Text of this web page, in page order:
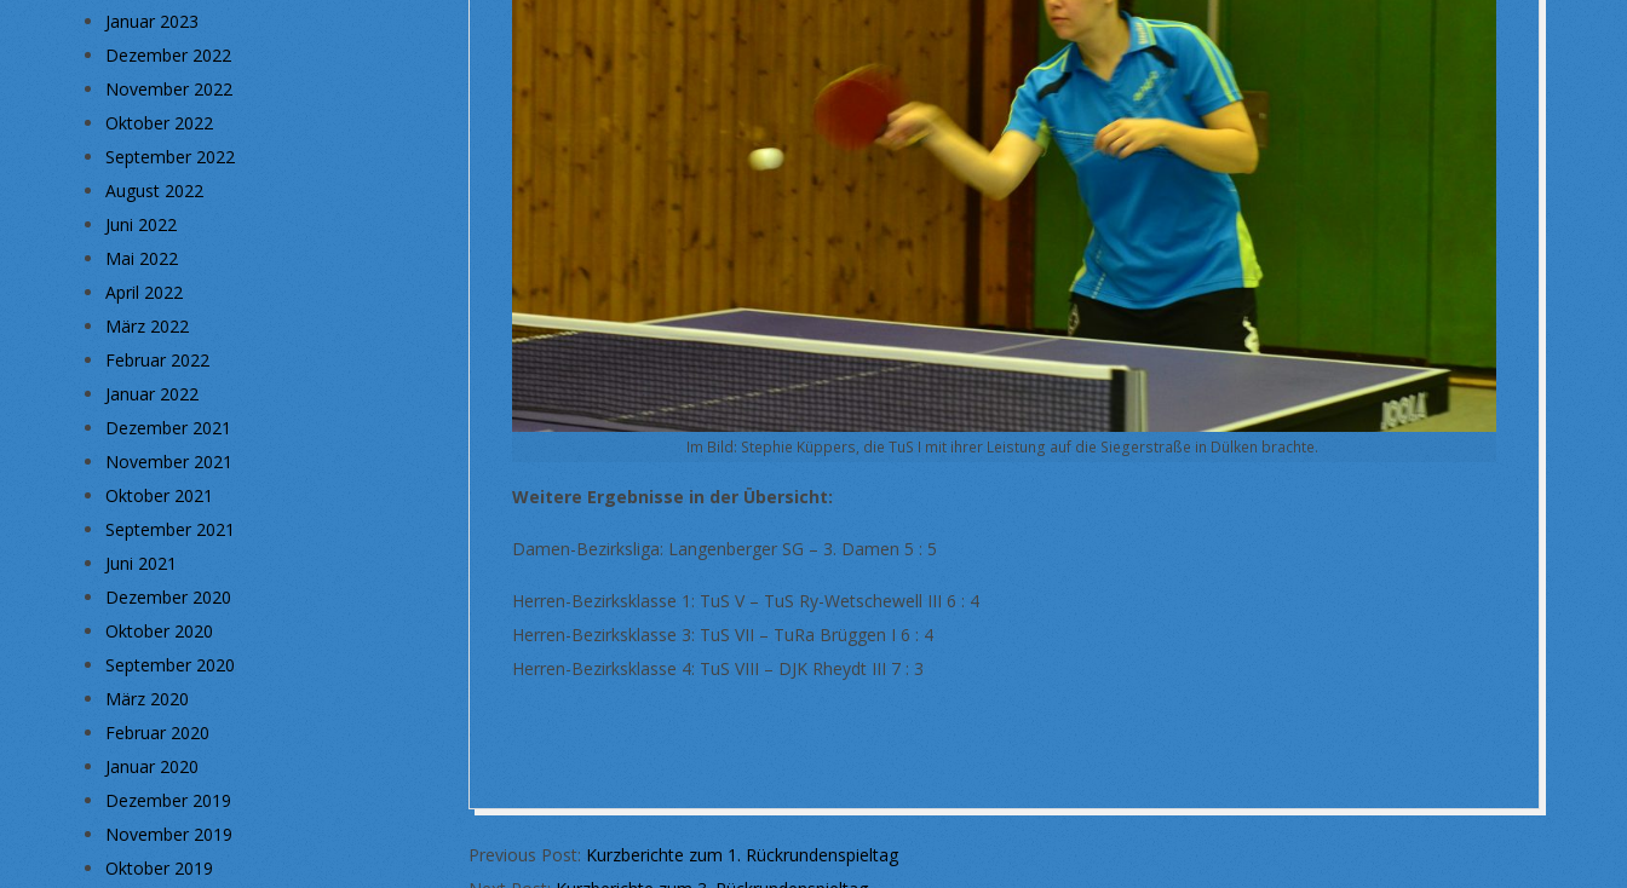
Im Bild: Stephie Küppers, die TuS I mit ihrer Leistung auf die Siegerstraße in Dülken brachte.
Weitere Ergebnisse in der Übersicht:
Damen-Bezirksliga: Langenberger SG – 3. Damen 5 : 5
Herren-Bezirksklasse 1: TuS V – TuS Ry-Wetschewell III 6 : 4
Herren-Bezirksklasse 3: TuS VII – TuRa Brüggen I 6 : 4
Herren-Bezirksklasse 4: TuS VIII – DJK Rheydt III 7 : 3
01-
Previous Post: Kurzberichte zum 1. Rückrundenspieltag
Januar 2023
Dezember 2022
November 2022
Oktober 2022
September 2022
August 2022
Juni 2022
Mai 2022
April 2022
März 2022
Februar 2022
Januar 2022
Dezember 2021
November 2021
Oktober 2021
September 2021
Juni 2021
Dezember 2020
Oktober 2020
September 2020
März 2020
Februar 2020
Januar 2020
Dezember 2019
November 2019
Oktober 2019